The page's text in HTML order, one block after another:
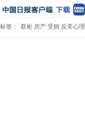
标签： 蔡彬 房产 受贿 反常心理